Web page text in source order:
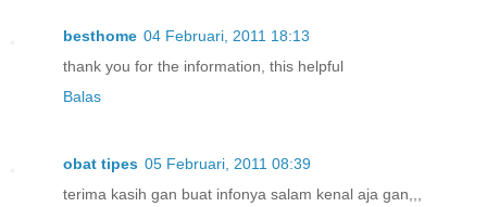
besthome 04 Februari, 2011 18:13
thank you for the information, this helpful
Balas
obat tipes 05 Februari, 2011 08:39
terima kasih gan buat infonya salam kenal aja gan,,,